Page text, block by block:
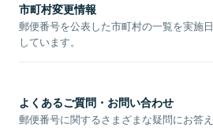
市町村変更情報
郵便番号を公表した市町村の一覧を実施
しています。
よくあるご質問・お問い合わせ
郵便番号に関するさまざまな疑問にお答え